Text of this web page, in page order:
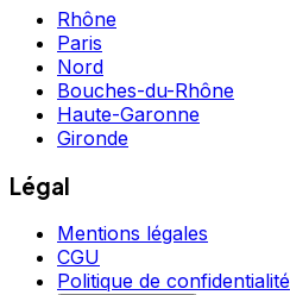
Rhône
Paris
Nord
Bouches-du-Rhône
Haute-Garonne
Gironde
Légal
Mentions légales
CGU
Politique de confidentialité